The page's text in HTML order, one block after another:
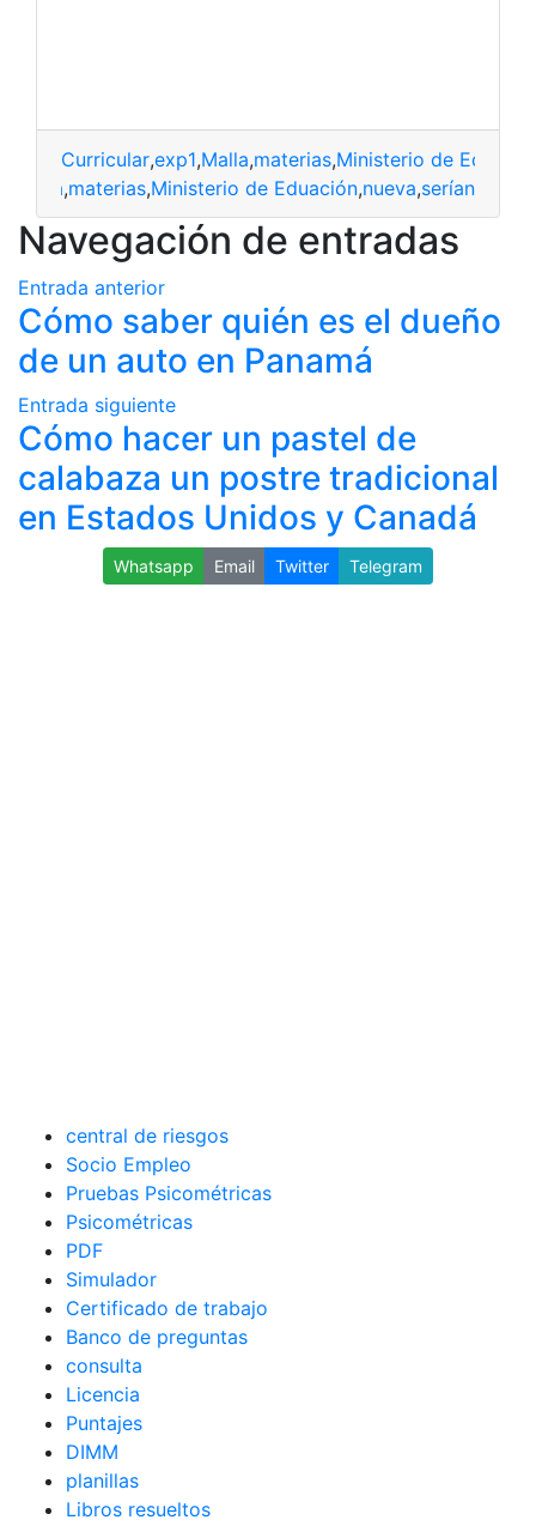
Curricular,exp1,Malla,materias,Ministerio de
Malla,materias,Ministerio de Eduación,nueva,serían
Navegación de entradas
Entrada anterior
Cómo saber quién es el dueño
de un auto en Panamá
Entrada siguiente
Cómo hacer un pastel de
calabaza un postre tradicional
en Estados Unidos y Canadá
Whatsapp Email Twitter Telegram
central de riesgos
Socio Empleo
Pruebas Psicométricas
Psicométricas
PDF
Simulador
Certificado de trabajo
Banco de preguntas
consulta
Licencia
Puntajes
DIMM
planillas
Libros resueltos